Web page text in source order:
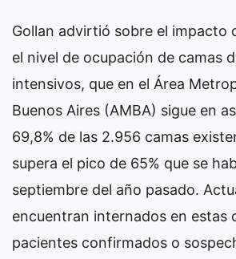
Gollan advirtió sobre el impacto
el nivel de ocupación de camas
intensivos, que en el Área
Buenos Aires (AMBA) sigue en
69,8% de las 2.956 camas
supera el pico de 65% que se
septiembre del año pasado.
encuentran internados en estas
pacientes confirmados o